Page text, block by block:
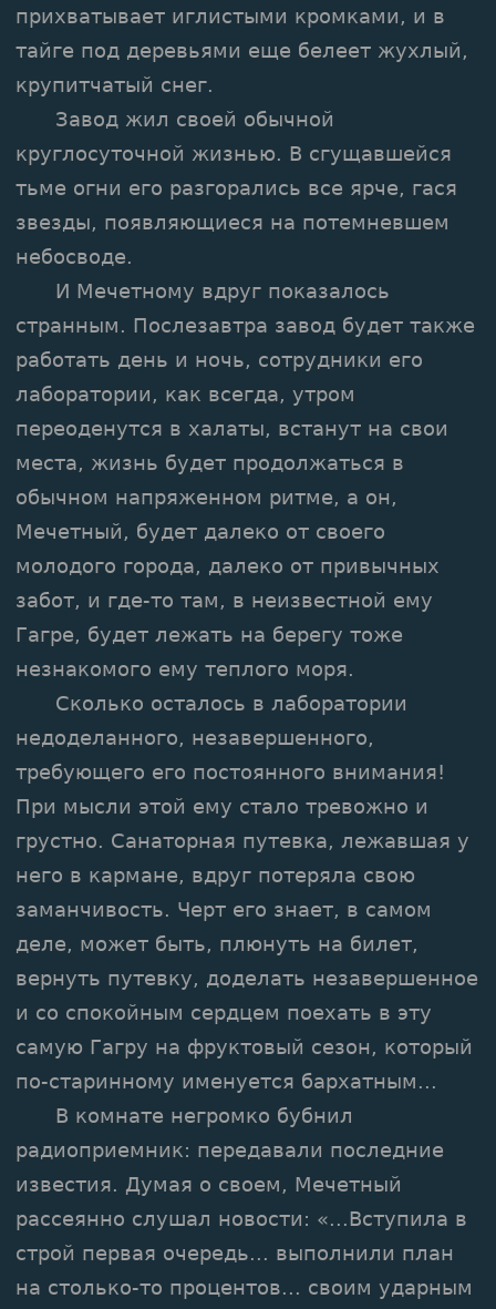
прихватывает иглистыми кромками, и в
тайге под деревьями еще белеет жухлый,
крупитчатый снег.
Завод жил своей обычной
круглосуточной жизнью. В сгущавшейся
тьме огни его разгорались все ярче, гася
звезды, появляющиеся на потемневшем
небосводе.
И Мечетному вдруг показалось
странным. Послезавтра завод будет также
работать день и ночь, сотрудники его
лаборатории, как всегда, утром
переоденутся в халаты, встанут на свои
места, жизнь будет продолжаться в
обычном напряженном ритме, а он,
Мечетный, будет далеко от своего
молодого города, далеко от привычных
забот, и где-то там, в неизвестной ему
Гагре, будет лежать на берегу тоже
незнакомого ему теплого моря.
Сколько осталось в лаборатории
недоделанного, незавершенного,
требующего его постоянного внимания!
При мысли этой ему стало тревожно и
грустно. Санаторная путевка, лежавшая у
него в кармане, вдруг потеряла свою
заманчивость. Черт его знает, в самом
деле, может быть, плюнуть на билет,
вернуть путевку, доделать незавершенное
и со спокойным сердцем поехать в эту
самую Гагру на фруктовый сезон, который
по-старинному именуется бархатным...
В комнате негромко бубнил
радиоприемник: передавали последние
известия. Думая о своем, Мечетный
рассеянно слушал новости: «...Вступила в
строй первая очередь... выполнили план
на столько-то процентов... своим ударным